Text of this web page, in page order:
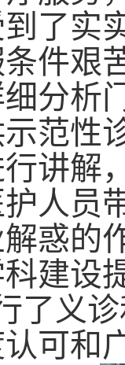
了实
件艰
分析
范性
讲解
人员
惑的
建设
了义
可和